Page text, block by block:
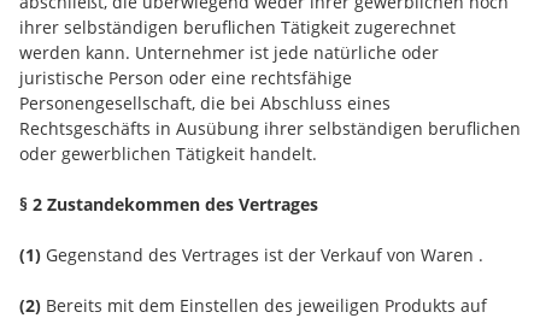
ihrer selbständigen beruflichen Tätigkeit zugerechnet
werden kann. Unternehmer ist jede natürliche oder
juristische Person oder eine rechtsfähige
Personengesellschaft, die bei Abschluss eines
Rechtsgeschäfts in Ausübung ihrer selbständigen beruflichen
oder gewerblichen Tätigkeit handelt.
§ 2 Zustandekommen des Vertrages
(1) Gegenstand des Vertrages ist der Verkauf von Waren .
(2) Bereits mit dem Einstellen des jeweiligen Produkts auf